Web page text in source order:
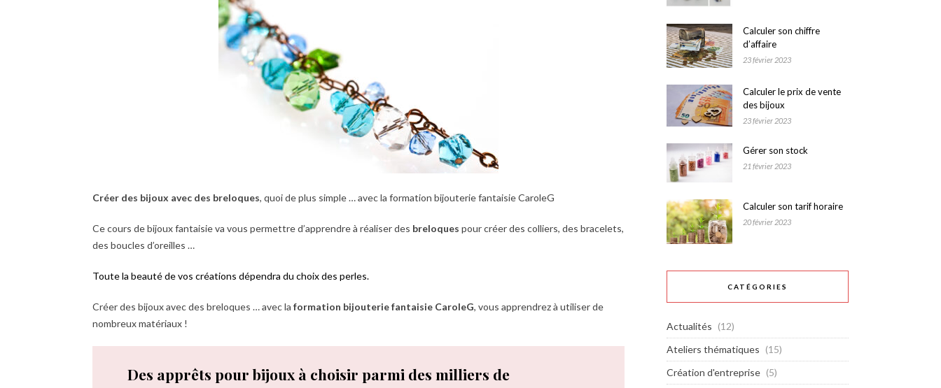
Créer des bijoux avec des breloques, quoi de plus simple … avec la formation bijouterie fantaisie CaroleG
Ce cours de bijoux fantaisie va vous permettre d’apprendre à réaliser des breloques pour créer des colliers, des bracelets,
des boucles d’oreilles …
Toute la beauté de vos créations dépendra du choix des perles.
Créer des bijoux avec des breloques … avec la formation bijouterie fantaisie CaroleG, vous apprendrez à utiliser de
nombreux matériaux !
Des apprêts pour bijoux à choisir parmi des milliers de
Calculer son chiffre
d’affaire
23 février 2023
Calculer le prix de vente
des bijoux
23 février 2023
Gérer son stock
21 février 2023
Calculer son tarif horaire
20 février 2023
CATÉGORIES
Actualités (12)
Ateliers thématiques (15)
Création d'entreprise (5)